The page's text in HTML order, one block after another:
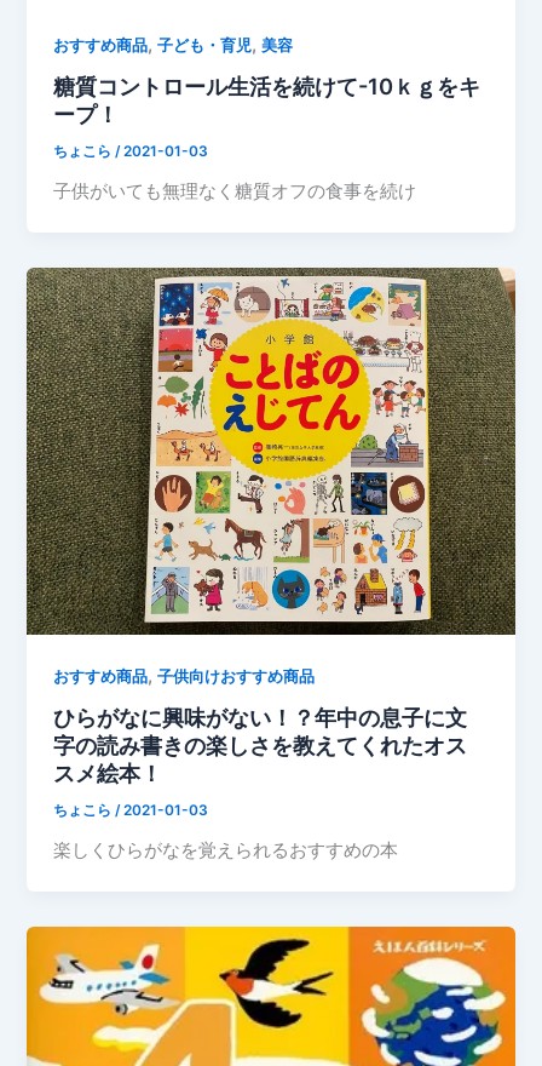
おすすめ商品,子ども・育児,美容
糖質コントロール生活を続けて-10ｋｇをキ
ープ！
ちょこら/2021-01-03
子供がいても無理なく糖質オフの食事を続け
おすすめ商品,子供向けおすすめ商品
ひらがなに興味がない！？年中の息子に文
字の読み書きの楽しさを教えてくれたオス
スメ絵本！
ちょこら/2021-01-03
楽しくひらがなを覚えられるおすすめの本